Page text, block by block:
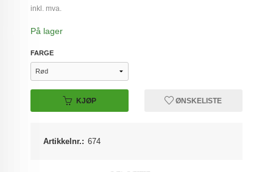
inkl. mva.
På lager
FARGE
KJØP ØNSKELISTE
Artikkelnr.: 674